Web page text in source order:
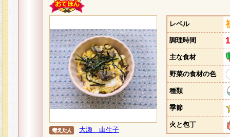
大瀬 由生子
レベル
調理時間
主な食材
野菜の食材の色
種類
季節
火と包丁